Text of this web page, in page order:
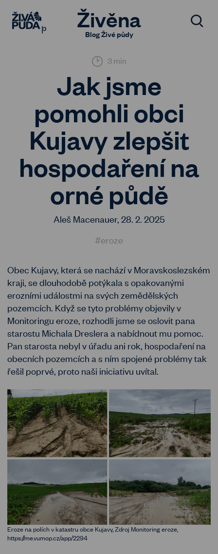
Živěna
Blog Živé půdy
3 min
Jak jsme
pomohli obci
Kujavy zlepšit
hospodaření na
orné půdě
Aleš Macenauer, 28. 2. 2025
#eroze
Obec Kujavy, která se nachází v Moravskoslezském
kraji, se dlouhodobě potýkala s opakovanými
erozními událostmi na svých zemědělských
pozemcích. Když se tyto problémy objevily v
Monitoringu eroze, rozhodli jsme se oslovit pana
starostu Michala Dreslera a nabídnout mu pomoc.
Pan starosta nebyl v úřadu ani rok, hospodaření na
obecních pozemcích a s ním spojené problémy tak
řešil poprvé, proto naši iniciativu uvítal.
Eroze na polích v katastru obce Kujavy, Zdroj Monitoring eroze,
https://me.vumop.cz/app/2294